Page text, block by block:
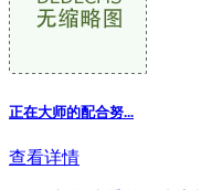
正在大师的配合努...
查看详情